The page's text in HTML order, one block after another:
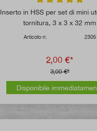
Valutazione media
Inserto in HSS per set di mini
tornitura, 3 x 3 x 32 mm
Articolo n: 2305
2,00 €*
3,00 €*
Disponibile